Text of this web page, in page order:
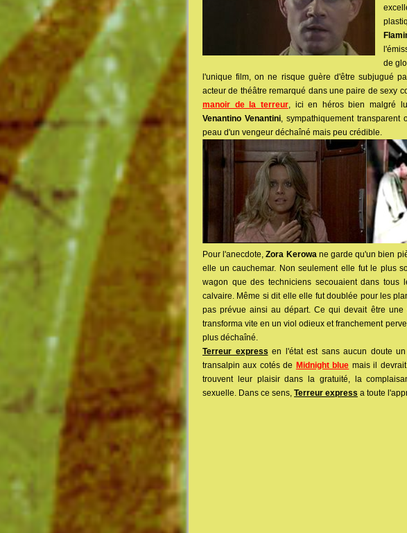
de
l'unique film, on ne risque guère d'être subjugué
acteur de théâtre remarqué dans une paire de sexy
manoir de la terreur, ici en héros bien malgré
Venantino Venantini, sympathiquement transparent
peau d'un vengeur déchaîné mais peu crédible.
Pour l'anecdote,Zora Kerowane garde qu'un bien
elle un cauchemar. Non seulement elle fut le plus
wagon que des techniciens secouaient dans
calvaire. Même si dit elle elle fut doublée pour les
pas prévue ainsi au départ. Ce qui devait être une
transforma vite en un viol odieux et franchement
plus déchaîné.
Terreur express en l'état est sans aucun doute
transalpin aux cotés de Midnight blue mais il
trouvent leur plaisir dans la gratuité, la
sexuelle. Dans ce sens, Terreur express a toute